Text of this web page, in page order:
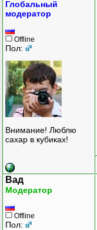
Глобальный
модератор
Offline
Пол:
Внимание! Люблю
сахар в кубиках!
Вад
Модератор
Offline
Пол: